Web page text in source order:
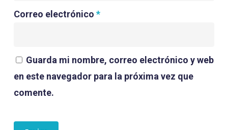
Correo electrónico *
Guarda mi nombre, correo electrónico y web
en este navegador para la próxima vez que
comente.